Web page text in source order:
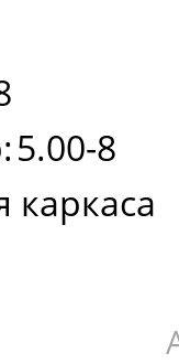
5.00-8
каркаса